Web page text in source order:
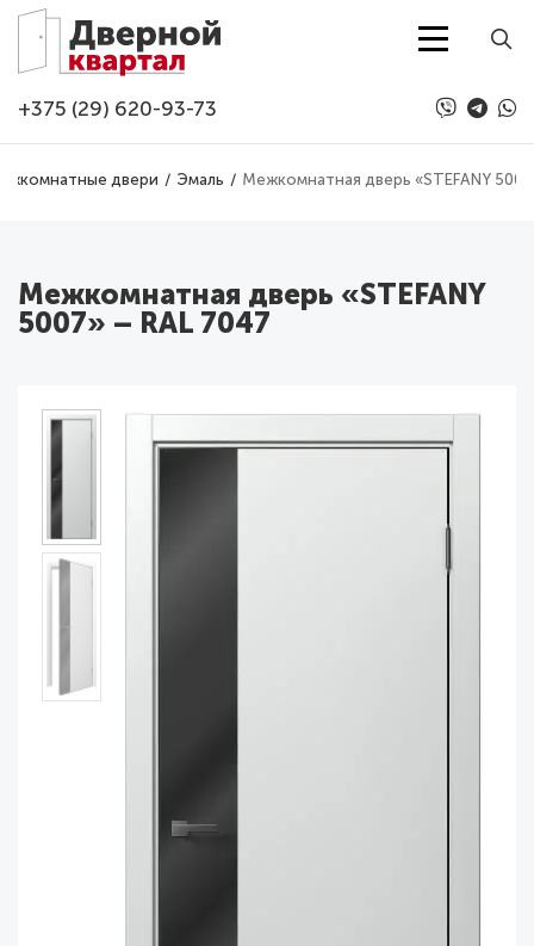
Перейти к основному содержанию
+375 (29) 620-93-73
двери Эмаль Межкомнатная дверь «STEFANY
Межкомнатная дверь «STEFANY
5007» – RAL 7047